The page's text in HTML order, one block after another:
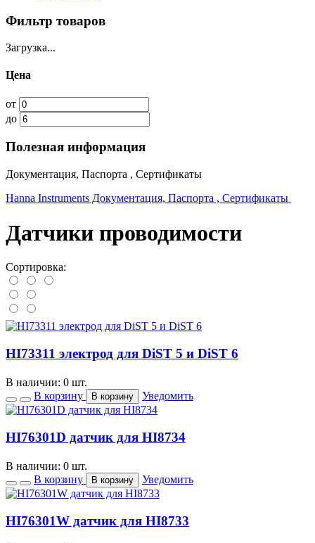
Фильтр товаров
Загрузка...
Цена
от
до
Полезная информация
Документация, Паспорта , Сертификаты
Hanna Instruments Документация, Паспорта , Сертификаты
Датчики проводимости
Сортировка:
HI73311 электрод для DiST 5 и DiST 6
В наличии: 0 шт.
В корзину
В корзину Уведомить
HI76301D датчик для HI8734
В наличии: 0 шт.
В корзину
В корзину Уведомить
HI76301W датчик для HI8733